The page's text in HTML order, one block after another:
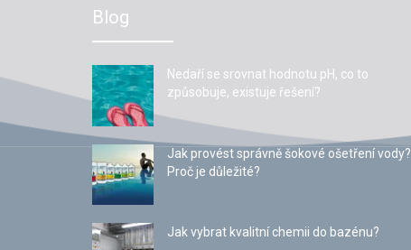
Blog
Nedaří se srovnat hodnotu pH, co to
způsobuje, existuje řešení?
Jak provést správně šokové ošetření vody?
Proč je důležité?
Jak vybrat kvalitní chemii do bazénu?